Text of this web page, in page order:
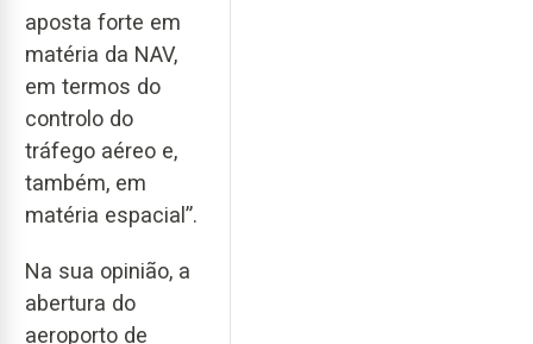
aposta forte em
matéria da NAV,
em termos do
controlo do
tráfego aéreo e,
também, em
matéria espacial”.
Na sua opinião, a
abertura do
aeroporto de